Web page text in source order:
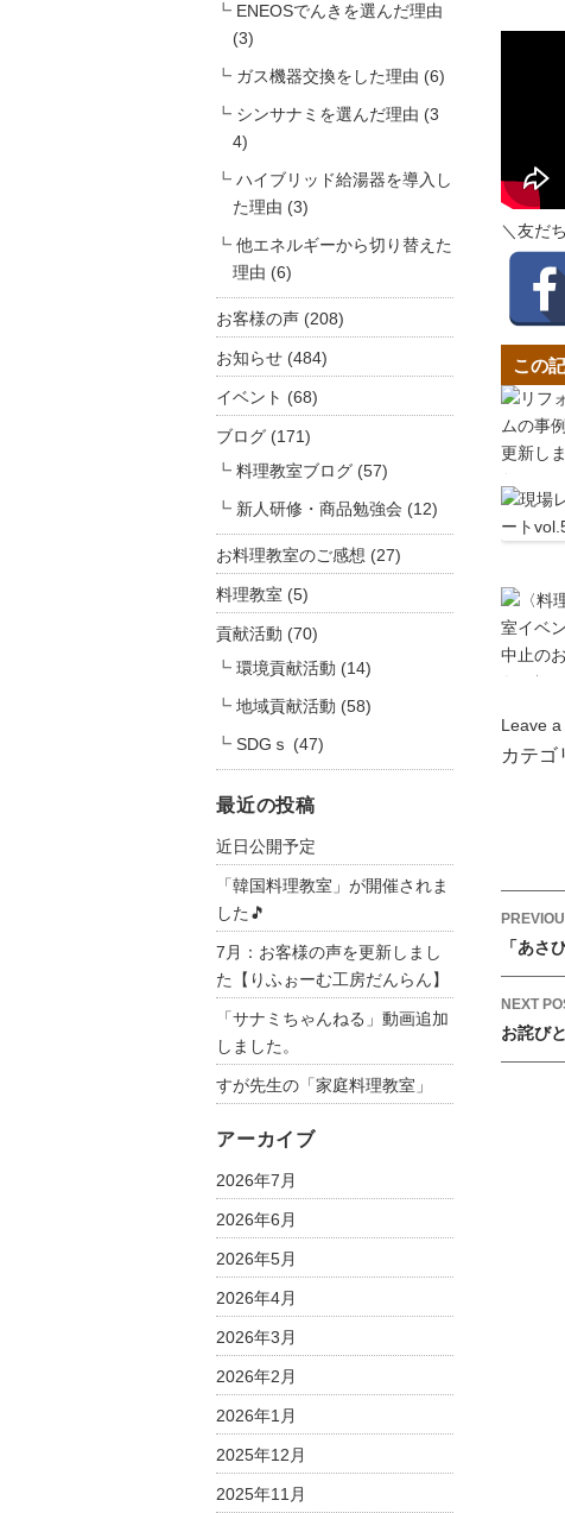
＼友だ
この
Leave
カテゴ
P
o
s
t
n
a
「あさ
NEXT
お詫び
ENEOSでんきを選んだ理由
(3)
ガス機器交換をした理由 (6)
シンサナミを選んだ理由 (3
4)
ハイブリッド給湯器を導入し
た理由 (3)
他エネルギーから切り替えた
理由 (6)
お客様の声 (208)
お知らせ (484)
イベント (68)
ブログ (171)
料理教室ブログ(57)
新人研修・商品勉強会 (12)
お料理教室のご感想 (27)
料理教室 (5)
貢献活動 (70)
環境貢献活動 (14)
地域貢献活動 (58)
SDGｓ (47)
最近の投稿
近日公開予定
「韓国料理教室」が開催されま
した🎵
7月：お客様の声を更新しまし
た【りふぉーむ工房だんらん】
「サナミちゃんねる」動画追加
しました。
すが先生の「家庭料理教室」
アーカイブ
2026年7月
2026年6月
2026年5月
2026年4月
2026年3月
2026年2月
2026年1月
2025年12月
2025年11月